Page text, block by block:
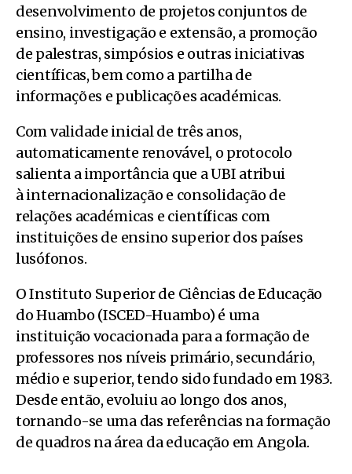
desenvolvimento de projetos conjuntos de
ensino, investigação e extensão, a promoção
de palestras, simpósios e outras iniciativas
científicas, bem como a partilha de
informações e publicações académicas.
Com validade inicial de três anos,
automaticamente renovável, o protocolo
salienta a importância que a UBI atribui
à internacionalização e consolidação de
relações académicas e científicas com
instituições de ensino superior dos países
lusófonos.
O Instituto Superior de Ciências de Educação
do Huambo (ISCED-Huambo) é uma
instituição vocacionada para a formação de
professores nos níveis primário, secundário,
médio e superior, tendo sido fundado em 1983.
Desde então, evoluiu ao longo dos anos,
tornando-se uma das referências na formação
de quadros na área da educação em Angola.